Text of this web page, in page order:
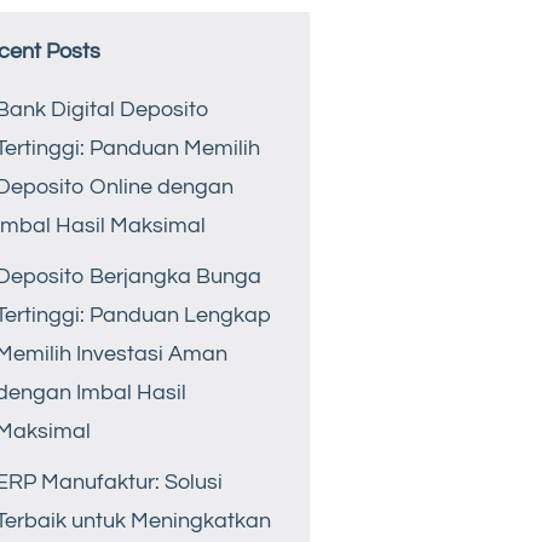
Posts
Digital Deposito
Panduan Memilih
Online dengan
Hasil Maksimal
Berjangka Bunga
Panduan Lengkap
Investasi Aman
Imbal Hasil
Manufaktur: Solusi
untuk Meningkatkan